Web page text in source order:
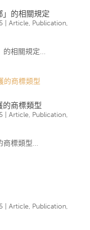
」的相關規定
Article, Publication,
的相關規定...
的商標類型
Article, Publication,
商標類型...
Article, Publication,